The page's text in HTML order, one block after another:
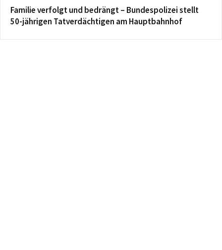
Familie verfolgt und bedrängt – Bundespolizei stellt
50-jährigen Tatverdächtigen am Hauptbahnhof